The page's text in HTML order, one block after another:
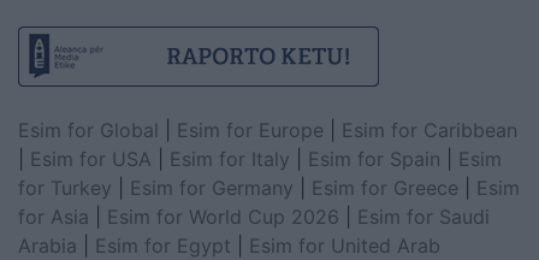
Esim for Global Esim for Europe
Esim for Caribbean
Esim for USA Esim for Italy Esim for Spain
Esim
for Turkey
Esim for Germany Esim for Greece
Esim
for Asia
Esim for World Cup 2026
Esim for Saudi
Arabia
Esim for Egypt
Esim for United Arab